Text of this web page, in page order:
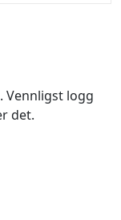
Vennligst logg
det.